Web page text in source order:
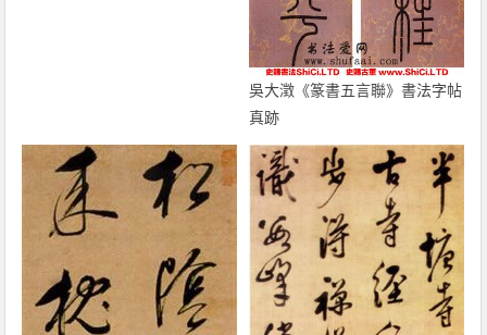
吳大澂《篆書五言聯》書法字帖
真跡